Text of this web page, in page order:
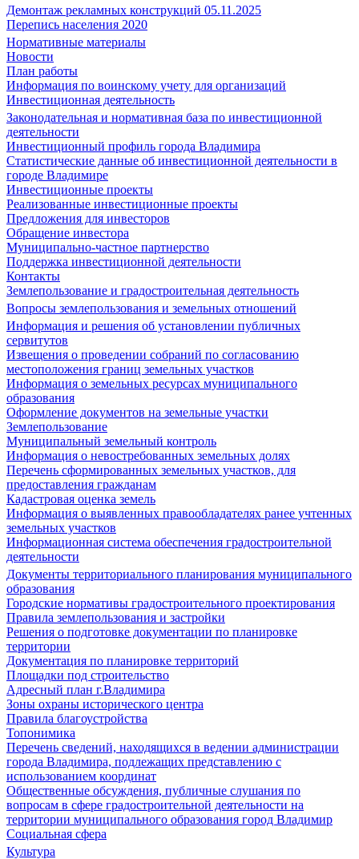
Демонтаж рекламных конструкций 05.11.2025
Перепись населения 2020
Нормативные материалы
Новости
План работы
Информация по воинскому учету для организаций
Инвестиционная деятельность
Законодательная и нормативная база по инвестиционной
деятельности
Инвестиционный профиль города Владимира
Статистические данные об инвестиционной деятельности в
городе Владимире
Инвестиционные проекты
Реализованные инвестиционные проекты
Предложения для инвесторов
Обращение инвестора
Муниципально-частное партнерство
Поддержка инвестиционной деятельности
Контакты
Землепользование и градостроительная деятельность
Вопросы землепользования и земельных отношений
Информация и решения об установлении публичных
сервитутов
Извещения о проведении собраний по согласованию
местоположения границ земельных участков
Информация о земельных ресурсах муниципального
образования
Оформление документов на земельные участки
Землепользование
Муниципальный земельный контроль
Информация о невостребованных земельных долях
Перечень сформированных земельных участков, для
предоставления гражданам
Кадастровая оценка земель
Информация о выявленных правообладателях ранее учтенных
земельных участков
Информационная система обеспечения градостроительной
деятельности
Документы территориального планирования муниципального
образования
Городские нормативы градостроительного проектирования
Правила землепользования и застройки
Решения о подготовке документации по планировке
территории
Документация по планировке территорий
Площадки под строительство
Адресный план г.Владимира
Зоны охраны исторического центра
Правила благоустройства
Топонимика
Перечень сведений, находящихся в ведении администрации
города Владимира, подлежащих представлению с
использованием координат
Общественные обсуждения, публичные слушания по
вопросам в сфере градостроительной деятельности на
территории муниципального образования город Владимир
Социальная сфера
Культура